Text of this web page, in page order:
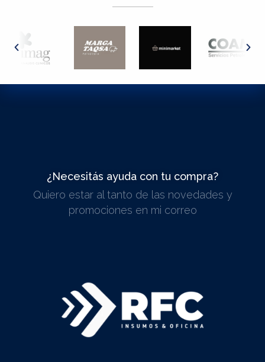
¿Necesitás ayuda con tu compra?
ESCRIBINOS
Quiero estar al tanto de las novedades y
promociones en mi correo